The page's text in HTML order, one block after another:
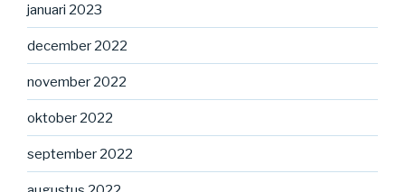
januari 2023
december 2022
november 2022
oktober 2022
september 2022